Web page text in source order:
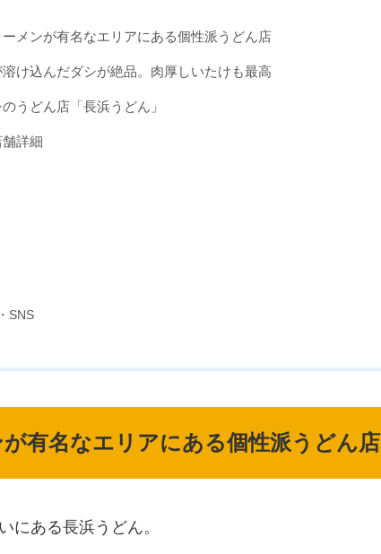
ーメンが有名なエリアにある個性派うどん店
け込んだダシが絶品。肉厚しいたけも最高
うどん店「長浜うどん」
舗詳細
SNS
が有名なエリアにある個性派うどん店
にある長浜うどん。